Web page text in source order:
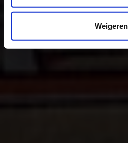
Weigeren